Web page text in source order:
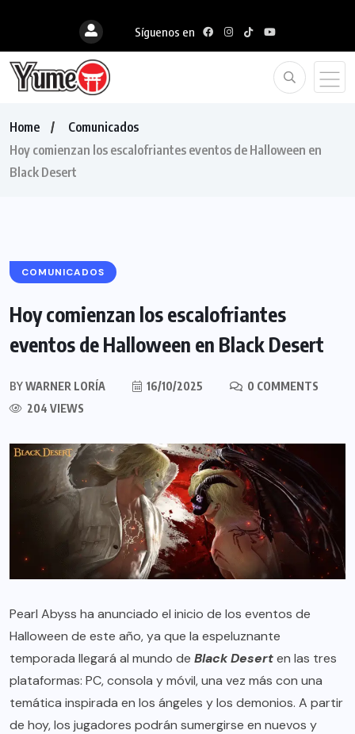
Síguenos en
Home
Comunicados
Hoy comienzan los escalofriantes eventos de Halloween en
Black Desert
COMUNICADOS
Hoy comienzan los escalofriantes
eventos de Halloween en Black Desert
BYWARNER LORÍA 16/10/2025
0 COMMENTS
204 VIEWS
Pearl Abyss ha anunciado el inicio de los eventos de
Halloween de este año, ya que la espeluznante
temporada llegará al mundo de Black Deserten las tres
plataformas: PC, consola y móvil, una vez más con una
temática inspirada en los ángeles y los demonios. A partir
de hoy, los jugadores podrán sumergirse en nuevos y